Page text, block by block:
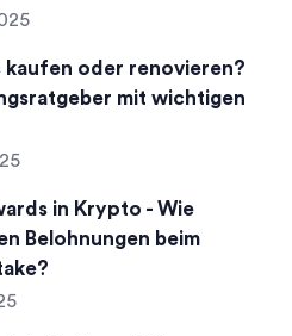
kaufen oder renovieren?
mit wichtigen
in Krypto - Wie
Belohnungen beim